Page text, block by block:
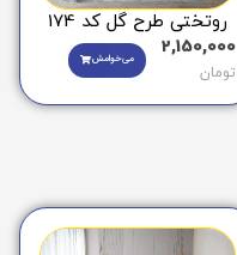
روتختی طرح گل کد 174
2,150,000
تومان
می‌خوامش